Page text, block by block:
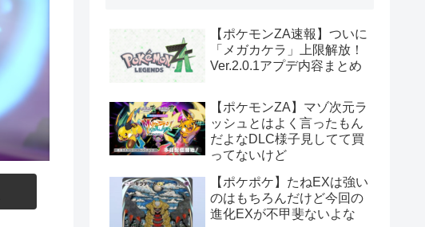
【ポケモンZA速報】ついに
「メガカケラ」上限解放！
Ver.2.0.1アプデ内容まとめ
【ポケモンZA】マゾ次元ラ
ッシュとはよく言ったもん
だよなDLC様子見してて買
ってないけど
【ポケポケ】たねEXは強い
のはもちろんだけど今回の
進化EXが不甲斐ないよな